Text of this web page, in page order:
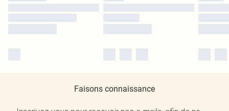
Faisons connaissance